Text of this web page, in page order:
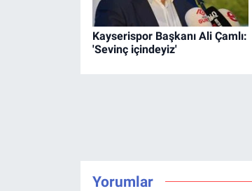
Kayserispor Başkanı Ali Çamlı:
'Sevinç içindeyiz'
Yorumlar